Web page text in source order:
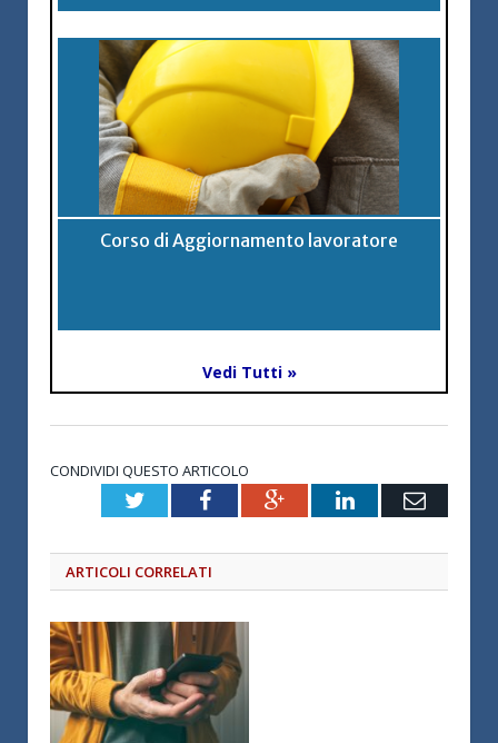
Corso di Aggiornamento lavoratore
Vedi Tutti »
CONDIVIDI QUESTO ARTICOLO
TwitterFacebookGoogle+LinkedInEmail
ARTICOLI CORRELATI